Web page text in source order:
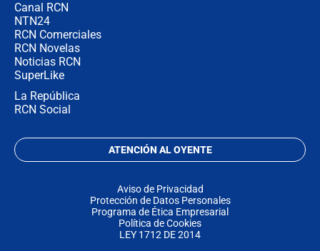
Canal RCN
NTN24
RCN Comerciales
RCN Novelas
Noticias RCN
SuperLike
La República
RCN Social
ATENCIÓN AL OYENTE
Aviso de Privacidad
Protección de Datos Personales
Programa de Ética Empresarial
Política de Cookies
LEY 1712 DE 2014